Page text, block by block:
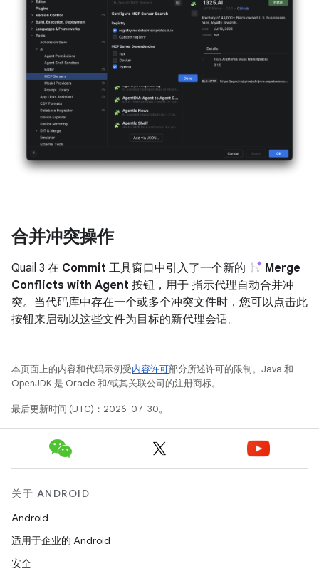
合并冲突操作
Quail 3 在 Commit 工具窗口中引入了一个新的
Merge
Conflicts with Agent 按钮，用于 指示代理自动合并冲
突。当代码库中存在一个或多个冲突文件时，您可以点击此
按钮来启动以这些文件为目标的新代理会话。
本页面上的内容和代码示例受内容许可部分所述许可的限制。Java 和
OpenJDK 是 Oracle 和/或其关联公司的注册商标。
最后更新时间 (UTC)：2026-07-30。
关于 ANDROID
Android
适用于企业的 Android
安全